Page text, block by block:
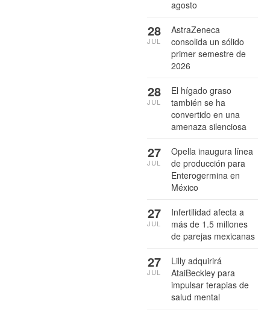
agosto
AstraZeneca
consolida un sólido
primer semestre de
2026
28
JUL
El hígado graso
también se ha
convertido en una
amenaza silenciosa
28
JUL
Opella inaugura línea
de producción para
Enterogermina en
México
27
JUL
Infertilidad afecta a
más de 1.5 millones
de parejas mexicanas
27
JUL
Lilly adquirirá
AtaiBeckley para
impulsar terapias de
salud mental
27
JUL